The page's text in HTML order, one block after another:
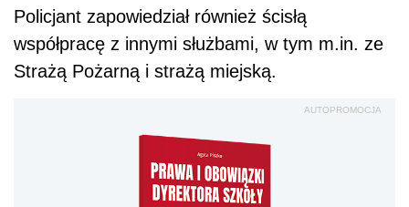
Policjant zapowiedział również ścisłą
współpracę z innymi służbami, w tym m.in. ze
Strażą Pożarną i strażą miejską.
AUTOPROMOCJA